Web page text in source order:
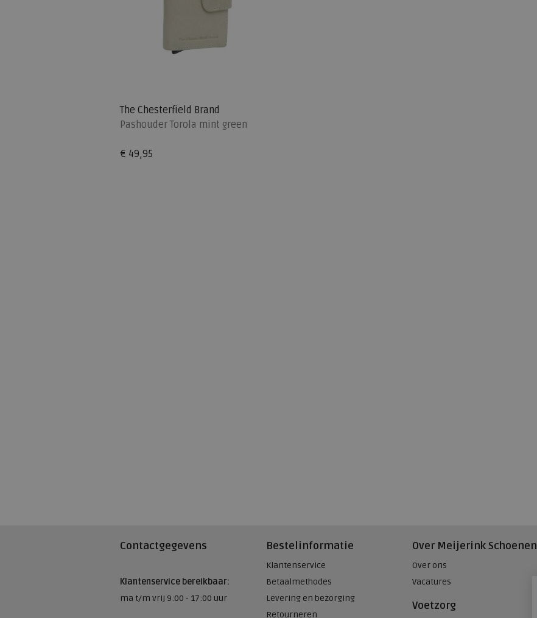
The Chesterfield Brand
Pashouder Torola mint green
€ 49,95
Contactgegevens
Klantenservice bereikbaar:
ma t/m vrij 9:00 - 17:00 uur
Bestelinformatie
Klantenservice
Betaalmethodes
Levering en bezorging
Retourneren
Over Meijerink Schoenen
Over ons
Vacatures
Voetzorg